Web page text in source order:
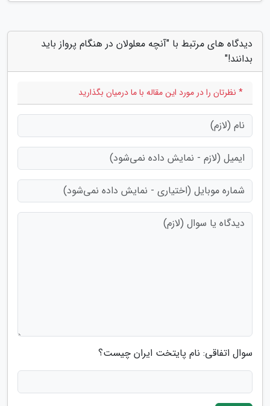
دیدگاه های مرتبط با "آنچه معلولان در هنگام پرواز باید
بدانند!"
* نظرتان را در مورد این مقاله با ما درمیان بگذارید
سوال اتفاقی: نام پایتخت ایران چیست؟